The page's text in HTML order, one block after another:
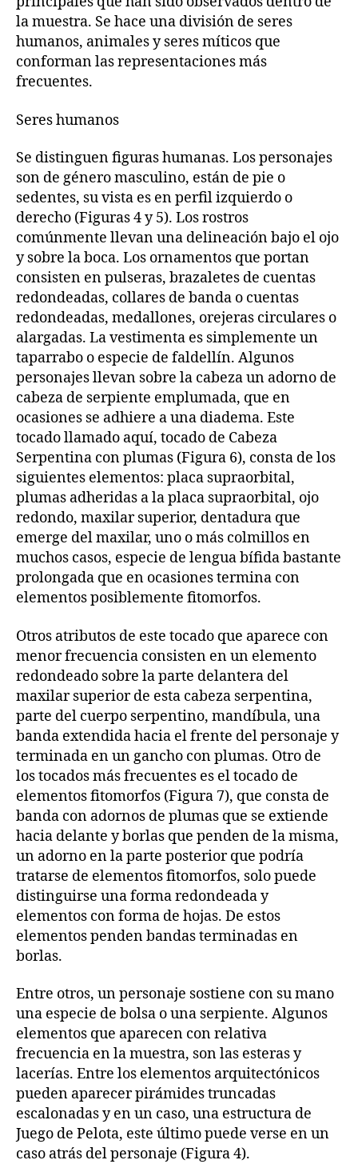
la muestra. Se hace una división de seres
humanos, animales y seres míticos que
conforman las representaciones más
frecuentes.
Seres humanos
Se distinguen figuras humanas. Los personajes
son de género masculino, están de pie o
sedentes, su vista es en perfil izquierdo o
derecho (Figuras 4 y 5). Los rostros
comúnmente llevan una delineación bajo el ojo
y sobre la boca. Los ornamentos que portan
consisten en pulseras, brazaletes de cuentas
redondeadas, collares de banda o cuentas
redondeadas, medallones, orejeras circulares o
alargadas. La vestimenta es simplemente un
taparrabo o especie de faldellín. Algunos
personajes llevan sobre la cabeza un adorno de
cabeza de serpiente emplumada, que en
ocasiones se adhiere a una diadema. Este
tocado llamado aquí, tocado de Cabeza
Serpentina con plumas (Figura 6), consta de los
siguientes elementos: placa supraorbital,
plumas adheridas a la placa supraorbital, ojo
redondo, maxilar superior, dentadura que
emerge del maxilar, uno o más colmillos en
muchos casos, especie de lengua bífida bastante
prolongada que en ocasiones termina con
elementos posiblemente fitomorfos.
Otros atributos de este tocado que aparece con
menor frecuencia consisten en un elemento
redondeado sobre la parte delantera del
maxilar superior de esta cabeza serpentina,
parte del cuerpo serpentino, mandíbula, una
banda extendida hacia el frente del personaje y
terminada en un gancho con plumas. Otro de
los tocados más frecuentes es el tocado de
elementos fitomorfos (Figura 7), que consta de
banda con adornos de plumas que se extiende
hacia delante y borlas que penden de la misma,
un adorno en la parte posterior que podría
tratarse de elementos fitomorfos, solo puede
distinguirse una forma redondeada y
elementos con forma de hojas. De estos
elementos penden bandas terminadas en
borlas.
Entre otros, un personaje sostiene con su mano
una especie de bolsa o una serpiente. Algunos
elementos que aparecen con relativa
frecuencia en la muestra, son las esteras y
lacerías. Entre los elementos arquitectónicos
pueden aparecer pirámides truncadas
escalonadas y en un caso, una estructura de
Juego de Pelota, este último puede verse en un
caso atrás del personaje (Figura 4).